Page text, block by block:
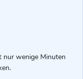
nur wenige Minuten